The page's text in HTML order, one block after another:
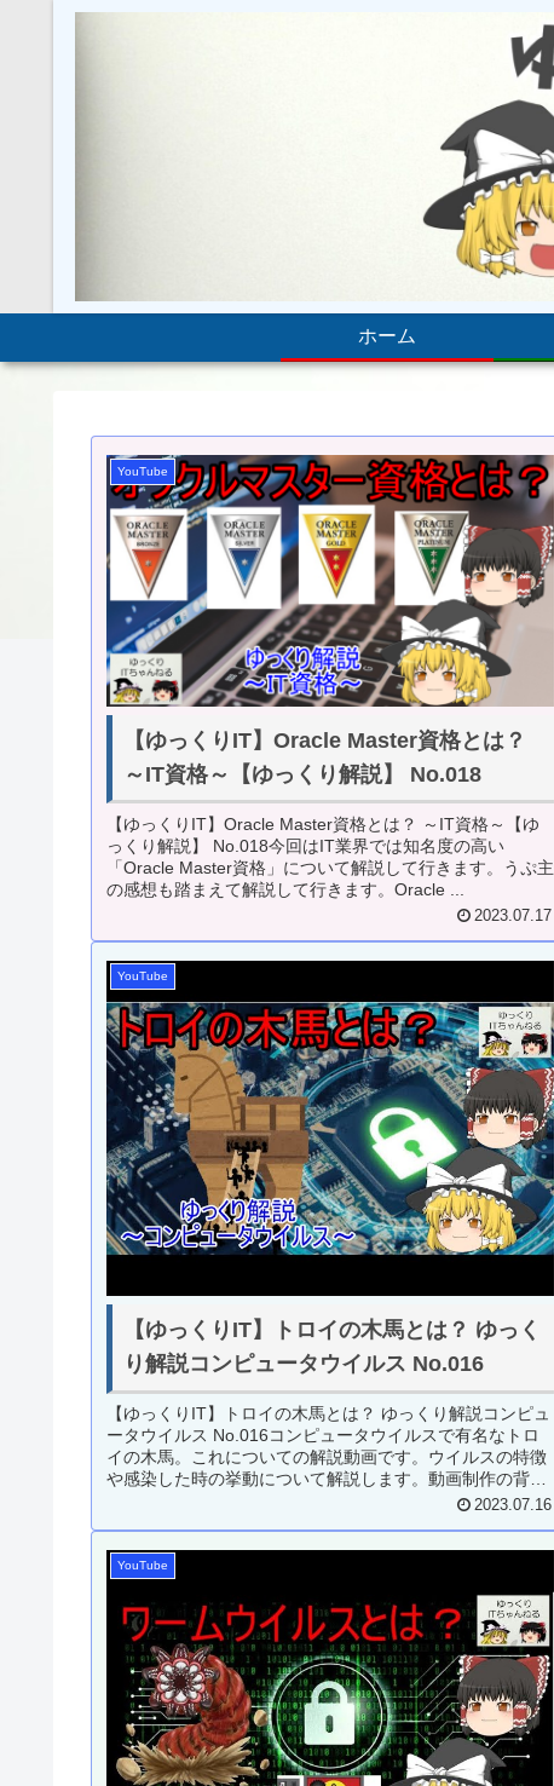
ホーム
YouTube
【ゆっくりIT】Oracle Master資格とは？
～IT資格～【ゆっくり解説】 No.018
【ゆっくりIT】Oracle Master資格とは？ ～IT資格～【ゆ
っくり解説】 No.018今回はIT業界では知名度の高い
「Oracle Master資格」について解説して行きます。うぷ主
の感想も踏まえて解説して行きます。Oracle ...
2023.07.17
YouTube
【ゆっくりIT】トロイの木馬とは？ ゆっく
り解説コンピュータウイルス No.016
【ゆっくりIT】トロイの木馬とは？ ゆっくり解説コンピュ
ータウイルス No.016コンピュータウイルスで有名なトロ
イの木馬。これについての解説動画です。ウイルスの特徴
や感染した時の挙動について解説します。動画制作の背景
2023.07.16
YouTube